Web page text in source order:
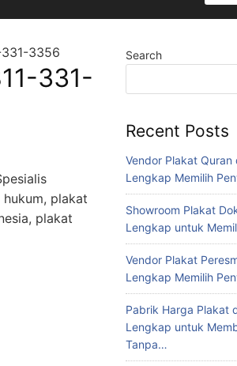
FOR:
3356
331-
plakat
plakat
Search
Recent Posts
Vendor Plakat
Lengkap Memilih
Showroom Plakat
Lengkap untuk
Vendor Plakat
Lengkap Memilih
Pabrik Harga Plakat
Lengkap untuk
Tanpa…